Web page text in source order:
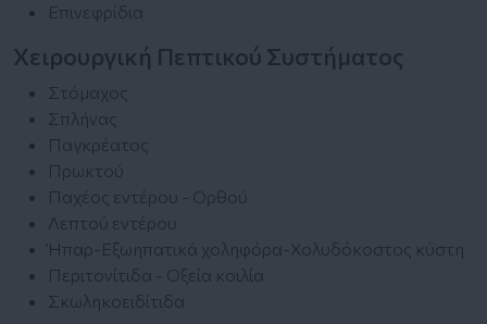
Επινεφρίδια
Χειρουργική Πεπτικού Συστήματος
Στόμαχος
Σπλήνας
Παγκρέατος
Πρωκτού
Παχέος εντέρου - Ορθού
Λεπτού εντέρου
Ήπαρ-Εξωηπατικά χοληφόρα-Χολυδόκοστος κύστη
Περιτονίτιδα - Οξεία κοιλία
Σκωληκοειδίτιδα